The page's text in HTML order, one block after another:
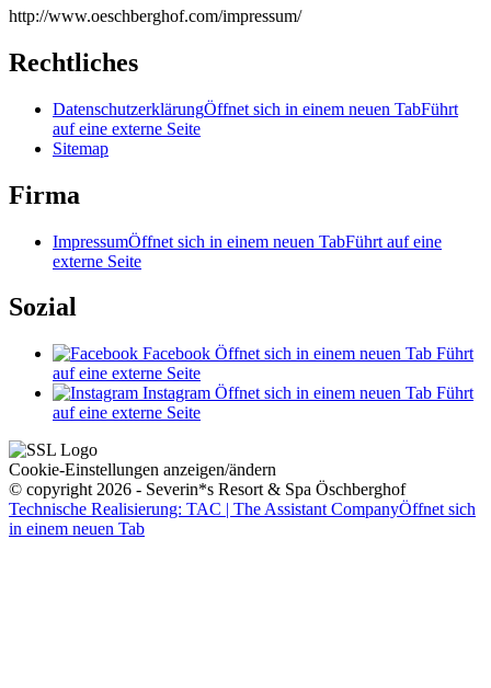
http://www.oeschberghof.com/impressum/
Rechtliches
DatenschutzerklärungÖffnet sich in einem neuen TabFührt
auf eine externe Seite
Sitemap
Firma
ImpressumÖffnet sich in einem neuen TabFührt auf eine
externe Seite
Sozial
Facebook Öffnet sich in einem neuen Tab Führt
auf eine externe Seite
Instagram Öffnet sich in einem neuen Tab Führt
auf eine externe Seite
Cookie-Einstellungen anzeigen/ändern
© copyright 2026 - Severin*s Resort & Spa Öschberghof
Technische Realisierung: TAC | The Assistant CompanyÖffnet sich
in einem neuen Tab